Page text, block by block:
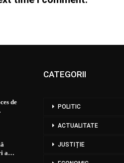
de
a…
CATEGORII
POLITIC
ACTUALITATE
JUSTIȚIE